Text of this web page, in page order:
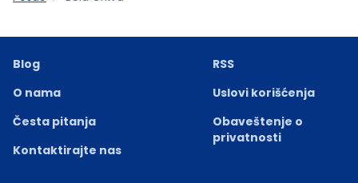
Blog
O nama
Česta pitanja
Kontaktirajte nas
RSS
Uslovi korišćenja
Obaveštenje o
privatnosti